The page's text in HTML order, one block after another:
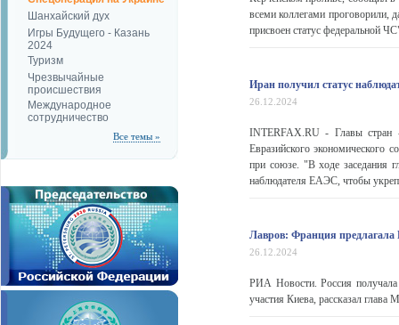
Шанхайский дух
Игры Будущего - Казань
2024
Туризм
Чрезвычайные
происшествия
Международное
сотрудничество
Все темы »
всеми коллегами проговорили,
присвоен статус федеральной
Иран получил статус
26.12.2024
INTERFAX.RU - Главы стран
Евразийского экономического
при союзе. "В ходе заседания
наблюдателя ЕАЭС, чтобы
Лавров: Франция предлагала
26.12.2024
РИА Новости. Россия получала
участия Киева, рассказал